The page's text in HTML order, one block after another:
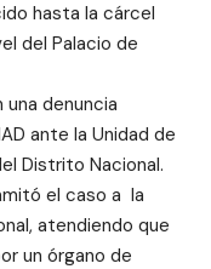
hasta la cárcel
del Palacio de
denuncia
ante la Unidad de
Distrito Nacional.
el caso a la
atendiendo que
un órgano de